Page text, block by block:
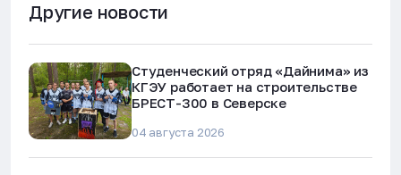
Другие новости
Студенческий отряд «Дайнима» из
КГЭУ работает на строительстве
БРЕСТ-300 в Северске
04 августа 2026